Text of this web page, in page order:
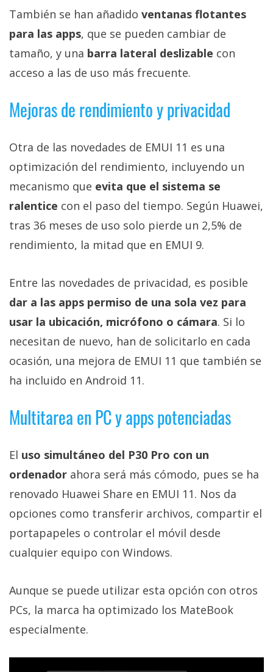
También se han añadido ventanas flotantes
para las apps, que se pueden cambiar de
tamaño, y una barra lateral deslizable con
acceso a las de uso más frecuente.
Mejoras de rendimiento y privacidad
Otra de las novedades de EMUI 11 es una
optimización del rendimiento, incluyendo un
mecanismo que evita que el sistema se
ralentice con el paso del tiempo. Según Huawei,
tras 36 meses de uso solo pierde un 2,5% de
rendimiento, la mitad que en EMUI 9.
Entre las novedades de privacidad, es posible
dar a las apps permiso de una sola vez para
usar la ubicación, micrófono o cámara. Si lo
necesitan de nuevo, han de solicitarlo en cada
ocasión, una mejora de EMUI 11 que también se
ha incluido en Android 11.
Multitarea en PC y apps potenciadas
El uso simultáneo del P30 Pro con un
ordenador ahora será más cómodo, pues se ha
renovado Huawei Share en EMUI 11. Nos da
opciones como transferir archivos, compartir el
portapapeles o controlar el móvil desde
cualquier equipo con Windows.
Aunque se puede utilizar esta opción con otros
PCs, la marca ha optimizado los MateBook
especialmente.